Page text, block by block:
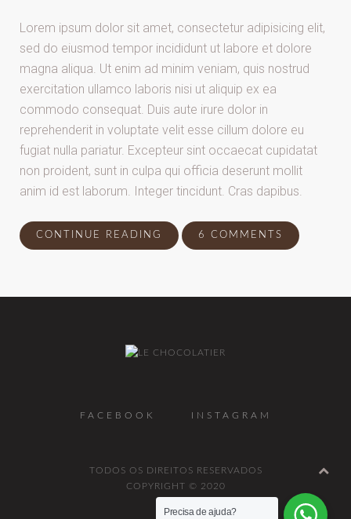
Lorem ipsum dolor sit amet, consectetur adipisicing elit,
sed do eiusmod tempor incididunt ut labore et dolore
magna aliqua. Ut enim ad minim veniam, quis nostrud
exercitation ullamco laboris nisi ut aliquip ex ea
commodo consequat. Duis aute irure dolor in
reprehenderit in voluptate velit esse cillum dolore eu
fugiat nulla pariatur. Excepteur sint occaecat cupidatat
non proident, sunt in culpa qui officia deserunt mollit
anim id est laborum. Integer tincidunt. Cras dapibus.
CONTINUE READING 6 COMMENTS
FACEBOOK INSTAGRAM
TODOS OS DIREITOS RESERVADOS
COPYRIGHT © 2020
Precisa de ajuda?